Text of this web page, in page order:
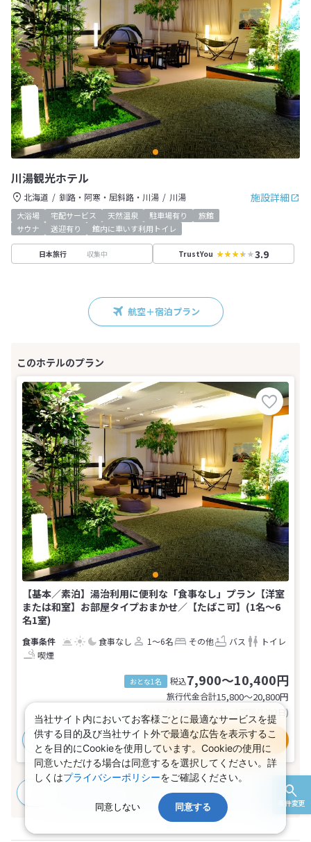
条件変更
川湯観光ホテル
施設詳細
北海道 釧路・阿寒・屈斜路・川湯 川湯
大浴場 宅配サービス 天然温泉 駐車場有り
旅館
サウナ
送迎有り 館内に車いす利用トイレ
日本旅行 収集中 TrustYou 3.9
航空＋宿泊プラン
【基本／素泊】湯治利用に便利な「食事なし」プラン【洋室
または和室】お部屋タイプおまかせ／【たばこ可】(1名～6
名1室)
食事なし 1～6名 その他 バス
トイレ
喫煙
おとな1名 税込7,900～10,400円
旅行代金合計15,800〜20,800円
(おとな2名 こども0名・1部屋/1泊2日)
おすすめポイント プランの詳細
(3プラン、9部屋タイプ)
当社サイト内においてお客様ごとに最適なサービスを提
供する目的及び当社サイト外で最適な広告を表示するこ
とを目的にCookieを使用しています。Cookieの使用に
同意いただける場合は同意するを選択してください。詳
しくはプライバシーポリシーをご確認ください。
同意しない 同意する